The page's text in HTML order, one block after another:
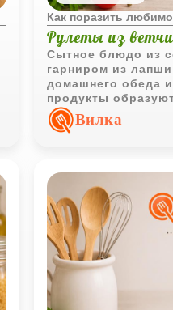
Как поразить
Рулеты из
Сытное блюдо из
гарниром из
домашнего обеда
продукты
аппетитной сырной
Вилка